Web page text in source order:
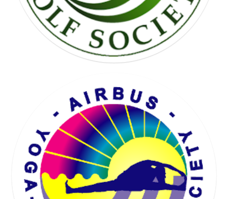
KARTING SOCIETY